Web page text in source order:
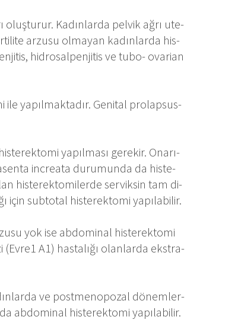
oluş­tu­rur. Ka­dın­lar­da pel­vik ağ­rı ute­
ar­zu­su ol­ma­yan ka­dın­lar­da his­
hid­ro­sal­pen­ji­tis ve tu­bo- ova­ri­an
ile ya­pıl­mak­ta­dır. Ge­ni­tal pro­lap­sus­
ya­pıl­ma­sı ge­re­kir. Ona­rı­
in­crea­ta du­ru­mun­da da his­te­
his­te­rek­to­mi­ler­de ser­vik­sin tam di­
için sub­to­tal his­te­rek­to­mi ya­pı­la­bi­lir.
yok ise ab­do­mi­nal his­te­rek­to­mi
A1) has­ta­lı­ğı olan­lar­da eks­tra­
ve post­me­no­po­zal dö­nem­ler­
ab­do­mi­nal his­te­rek­to­mi ya­pı­la­bi­lir.